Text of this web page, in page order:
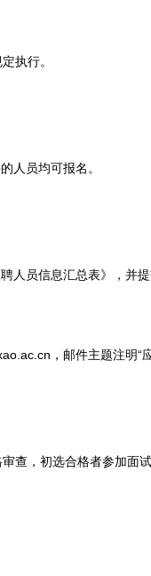
执行。
员均可报名。
员信息汇总表》，并
，邮件主题注明“应
，初选合格者参加面试